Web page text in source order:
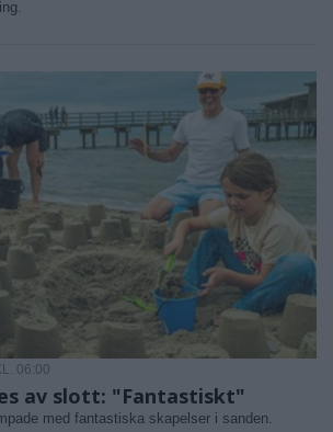
06:00
av slott: "Fantastiskt"
med fantastiska skapelser i sanden.